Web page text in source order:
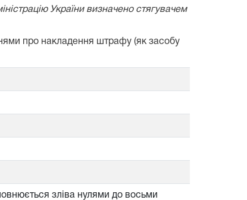
України визначено стягувачем
про накладення штрафу (як засобу
зліва нулями до восьми